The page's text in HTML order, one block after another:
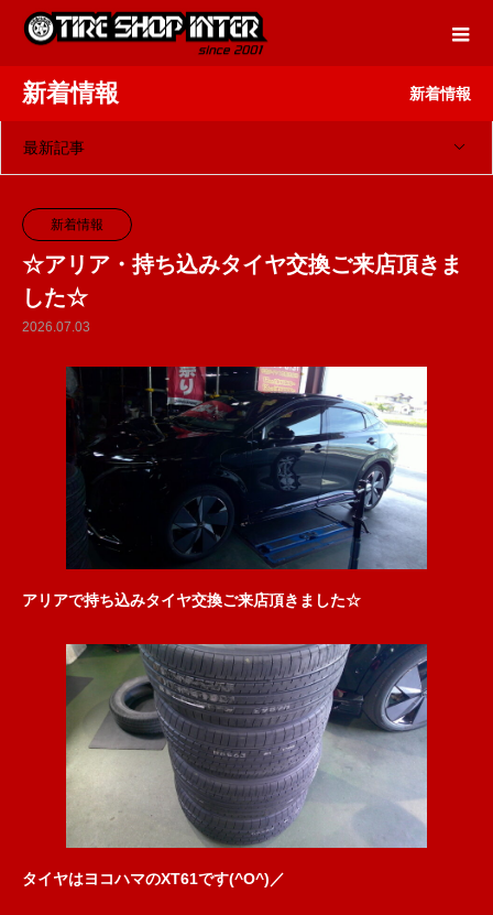
新着情報 新着情報
最新記事
新着情報
☆アリア・持ち込みタイヤ交換ご来店頂きま
した☆
2026.07.03
アリアで持ち込みタイヤ交換ご来店頂きました☆
タイヤはヨコハマのXT61です(^O^)／